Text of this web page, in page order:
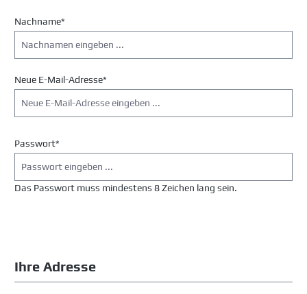
Nachname*
Neue E-Mail-Adresse*
Passwort*
Das Passwort muss mindestens 8 Zeichen lang sein.
Ihre Adresse